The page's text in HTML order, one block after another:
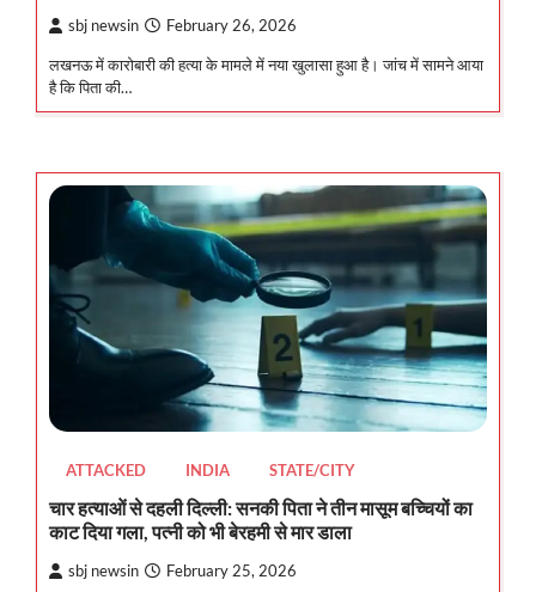
sbj newsin February 26, 2026
लखनऊ में कारोबारी की हत्या के मामले में नया खुलासा हुआ है। जांच में सामने आया
है कि पिता की…
ATTACKED INDIA STATE/CITY
चार हत्याओं से दहली दिल्ली: सनकी पिता ने तीन मासूम बच्चियों का
काट दिया गला, पत्नी को भी बेरहमी से मार डाला
sbj newsin February 25, 2026